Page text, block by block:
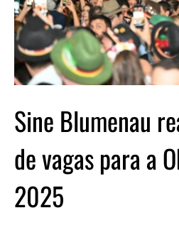
Sine Blumenau
de vagas para a
2025